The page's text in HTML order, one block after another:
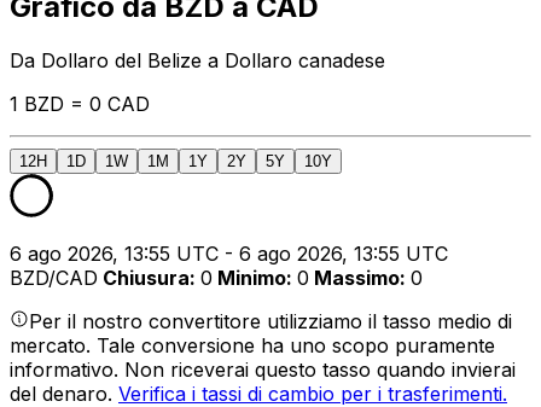
Da Dollaro del Belize a Dollaro canadese
1 BZD = 0 CAD
12H 1D 1W 1M 1Y 2Y 5Y 10Y
6 ago 2026, 13:55 UTC - 6 ago 2026, 13:55 UTC
BZD/CAD Chiusura: 0 Minimo: 0 Massimo: 0
Per il nostro convertitore utilizziamo il tasso medio di
mercato. Tale conversione ha uno scopo puramente
informativo. Non riceverai questo tasso quando invierai
del denaro. Verifica i tassi di cambio per i trasferimenti.